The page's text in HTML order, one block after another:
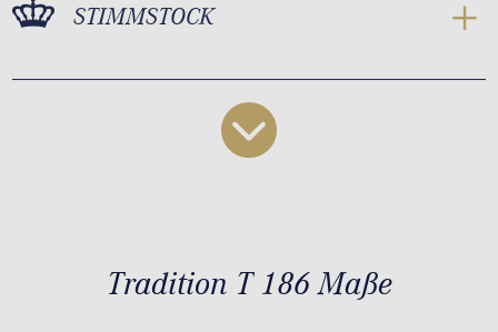
STIMMSTOCK
Tradition T 186 Maße